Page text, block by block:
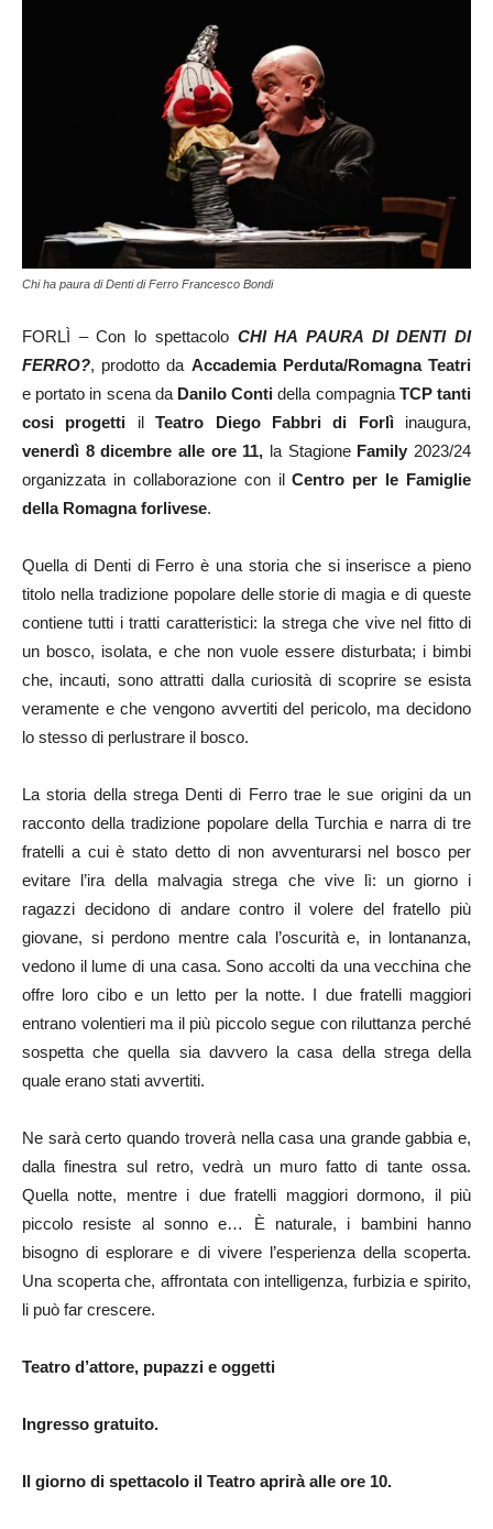
Chi ha paura di Denti di Ferro Francesco Bondi
FORLÌ – Con lo spettacolo CHI HA PAURA DI DENTI DI
FERRO?, prodotto da Accademia Perduta/Romagna Teatri
e portato in scena da Danilo Conti della compagnia TCP tanti
cosi progetti ilTeatro Diego Fabbri di Forlìinaugura,
venerdì 8 dicembre alle ore 11, la Stagione Family 2023/24
organizzata in collaborazione con ilCentro per le Famiglie
della Romagna forlivese.
Quella di Denti di Ferro è una storia che si inserisce a pieno
titolo nella tradizione popolare delle storie di magia e di queste
contiene tutti i tratti caratteristici: la strega che vive nel fitto di
un bosco, isolata, e che non vuole essere disturbata; i bimbi
che, incauti, sono attratti dalla curiosità di scoprire se esista
veramente e che vengono avvertiti del pericolo, ma decidono
lo stesso di perlustrare il bosco.
La storia della strega Denti di Ferro trae le sue origini da un
racconto della tradizione popolare della Turchia e narra di tre
fratelli a cui è stato detto di non avventurarsi nel bosco per
evitare l’ira della malvagia strega che vive lì: un giorno i
ragazzi decidono di andare contro il volere del fratello più
giovane, si perdono mentre cala l’oscurità e, in lontananza,
vedono il lume di una casa. Sono accolti da una vecchina che
offre loro cibo e un letto per la notte. I due fratelli maggiori
entrano volentieri ma il più piccolo segue con riluttanza perché
sospetta che quella sia davvero la casa della strega della
quale erano stati avvertiti.
Ne sarà certo quando troverà nella casa una grande gabbia e,
dalla finestra sul retro, vedrà un muro fatto di tante ossa.
Quella notte, mentre i due fratelli maggiori dormono, il più
piccolo resiste al sonno e… È naturale, i bambini hanno
bisogno di esplorare e di vivere l’esperienza della scoperta.
Una scoperta che, affrontata con intelligenza, furbizia e spirito,
li può far crescere.
Teatro d’attore, pupazzi e oggetti
Ingresso gratuito.
Il giorno di spettacolo il Teatro aprirà alle ore 10.